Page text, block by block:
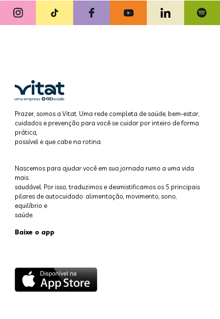
Prazer, somos a Vitat. Uma rede completa de saúde, bem-estar,
cuidados e prevenção para você se cuidar por inteiro de forma
prática,
possível e que cabe na rotina.
Nascemos para ajudar você em sua jornada rumo a uma vida
mais
saudável. Por isso, traduzimos e desmistificamos os 5 principais
pilares de autocuidado: alimentação, movimento, sono,
equilíbrio e
saúde.
Baixe o app